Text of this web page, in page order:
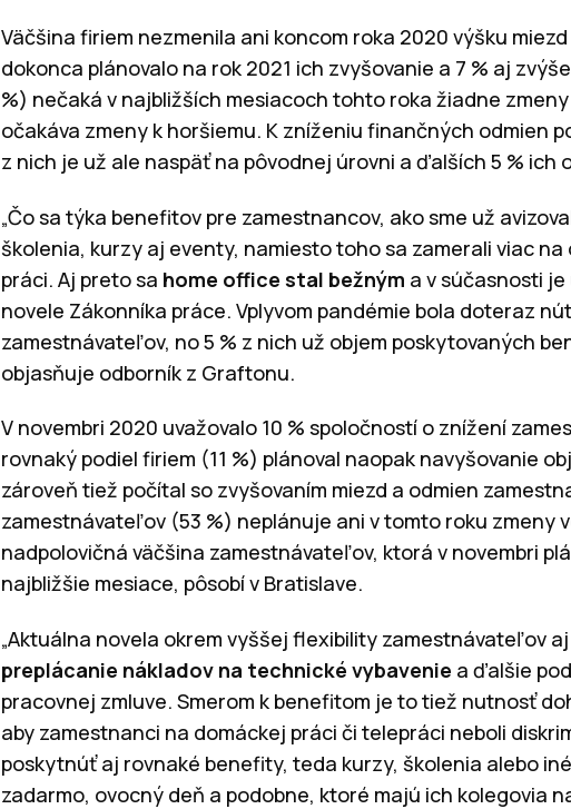
Väčšina firiem nezmenila ani koncom roka 2020 výšku
dokonca plánovalo na rok 2021 ich zvyšovanie a 7 % aj
%) nečaká v najbližších mesiacoch tohto roka žiadne
očakáva zmeny k horšiemu. K zníženiu finančných odmien
z nich je už ale naspäť na pôvodnej úrovni a ďalších 5 % ich
„Čo sa týka benefitov pre zamestnancov, ako sme už
školenia, kurzy aj eventy, namiesto toho sa zamerali viac
práci. Aj preto sa home office stal bežným a v súčasnosti
novele Zákonníka práce. Vplyvom pandémie bola doteraz
zamestnávateľov, no 5 % z nich už objem poskytovaných
objasňuje odborník z Graftonu.
V novembri 2020 uvažovalo 10 % spoločností o znížení
rovnaký podiel firiem (11 %) plánoval naopak navyšovanie
zároveň tiež počítal so zvyšovaním miezd a odmien
zamestnávateľov (53 %) neplánuje ani v tomto roku zmeny
nadpolovičná väčšina zamestnávateľov, ktorá v novembri
najbližšie mesiace, pôsobí v Bratislave.
„Aktuálna novela okrem vyššej flexibility zamestnávateľov
preplácanie nákladov na technické vybavenie a ďalšie
pracovnej zmluve. Smerom k benefitom je to tiež nutnosť
aby zamestnanci na domáckej práci či telepráci neboli
poskytnúť aj rovnaké benefity, teda kurzy, školenia alebo
zadarmo, ovocný deň a podobne, ktoré majú ich kolegovia